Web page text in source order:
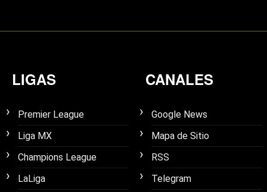
LIGAS
Premier League
Liga MX
Champions League
LaLiga
CANALES
Google News
Mapa de Sitio
RSS
Telegram